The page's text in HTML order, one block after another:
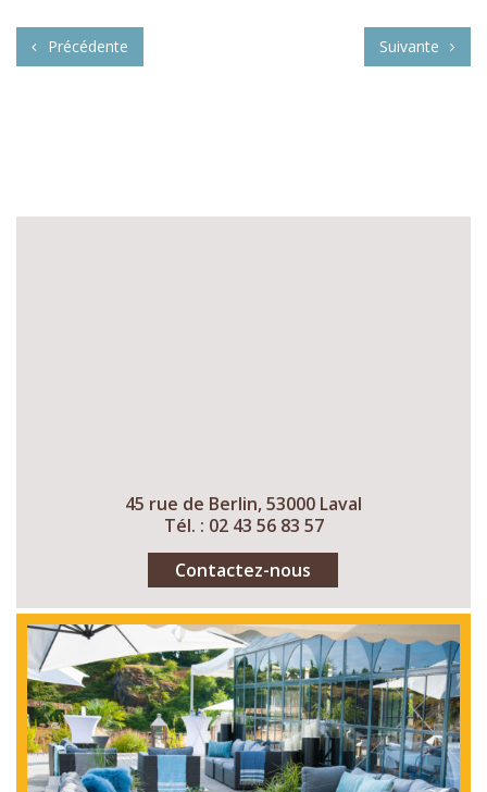
Précédente Suivante
45 rue de Berlin, 53000 Laval
Tél. : 02 43 56 83 57
Contactez-nous